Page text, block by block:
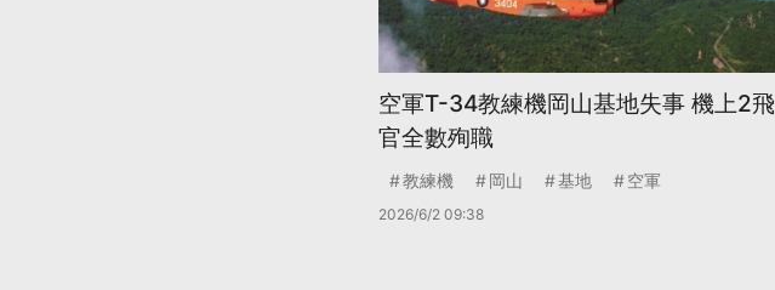
空軍T-34教練機岡山基地失事 機上2飛
官全數殉職
教練機 岡山 基地 空軍
2026/6/2 09:38